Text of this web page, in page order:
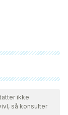
af vores team
og validitet.
pålidelig og af
ikke
så konsulter